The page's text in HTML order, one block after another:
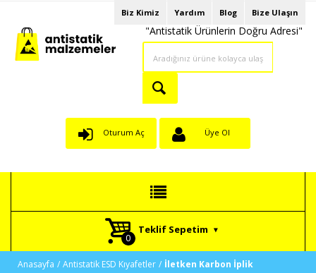
Biz Kimiz Yardım Blog Bize Ulaşın
"Antistatik Ürünlerin Doğru Adresi"
Oturum Aç Üye Ol
Teklif Sepetim
Anasayfa Antistatik ESD Kıyafetler İletken Karbon İplik